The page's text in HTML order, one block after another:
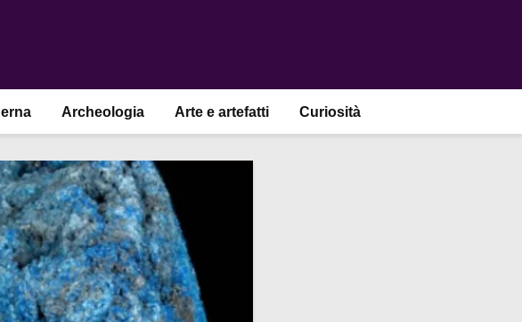
Archeologia Arte e artefatti Curiosità